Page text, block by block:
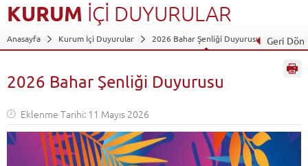
KURUM İÇİ DUYURULAR
Anasayfa Kurum İçi Duyurular 2026 Bahar Şenliği Duyurusu Geri Dön
2026 Bahar Şenliği Duyurusu
Eklenme Tarihi: 11 Mayıs 2026